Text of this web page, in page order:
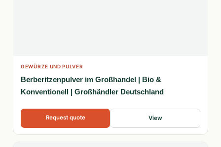
GEWÜRZE UND PULVER
Berberitzenpulver im Großhandel | Bio &
Konventionell | Großhändler Deutschland
Request quote View